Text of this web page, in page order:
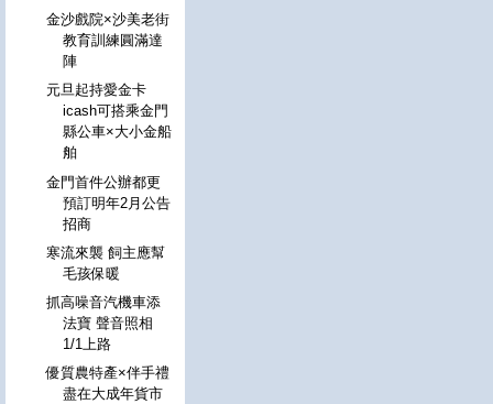
金沙戲院×沙美老街
教育訓練圓滿達
陣
元旦起持愛金卡
icash可搭乘金門
縣公車×大小金船
舶
金門首件公辦都更
預訂明年2月公告
招商
寒流來襲 飼主應幫
毛孩保暖
抓高噪音汽機車添
法寶 聲音照相
1/1上路
優質農特產×伴手禮
盡在大成年貨市